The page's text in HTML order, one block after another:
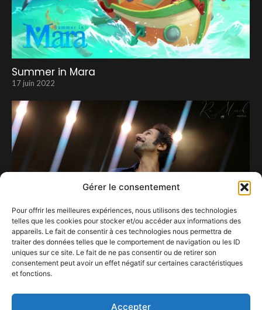
Gérer le consentement
Pour offrir les meilleures expériences, nous utilisons des technologies
telles que les cookies pour stocker et/ou accéder aux informations des
appareils. Le fait de consentir à ces technologies nous permettra de
traiter des données telles que le comportement de navigation ou les ID
uniques sur ce site. Le fait de ne pas consentir ou de retirer son
consentement peut avoir un effet négatif sur certaines caractéristiques
et fonctions.
Accepter
Summer in Mara
17 juin 2022
Feu!Chatterton disperse sa poésie dans le
20 juin 2026